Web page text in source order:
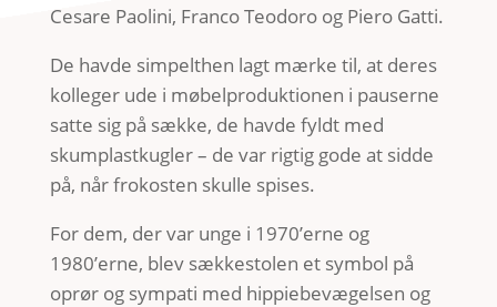
Cesare Paolini, Franco Teodoro og Piero Gatti.
De havde simpelthen lagt mærke til, at deres
kolleger ude i møbelproduktionen i pauserne
satte sig på sække, de havde fyldt med
skumplastkugler – de var rigtig gode at sidde
på, når frokosten skulle spises.
For dem, der var unge i 1970’erne og
1980’erne, blev sækkestolen et symbol på
oprør og sympati med hippiebevægelsen og